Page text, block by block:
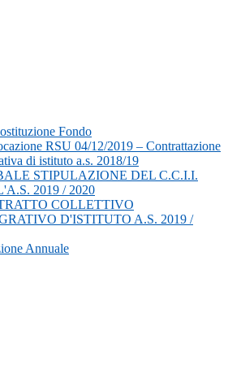
Fondo
RSU 04/12/2019 – Contrattazione
di istituto a.s. 2018/19
STIPULAZIONE DEL C.C.I.I.
2019 / 2020
COLLETTIVO
D'ISTITUTO A.S. 2019 /
Annuale